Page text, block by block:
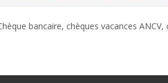
bancaire, chèques vacances